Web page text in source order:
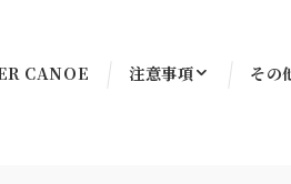
CANOE 注意事項 その